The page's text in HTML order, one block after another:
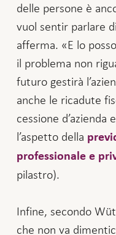
delle persone è
vuol sentir parlare
afferma. «E lo
il problema non
futuro gestirà
anche le ricadute
cessione
l’aspetto della
professionale e
pilastro).
Infine, secondo
che non va